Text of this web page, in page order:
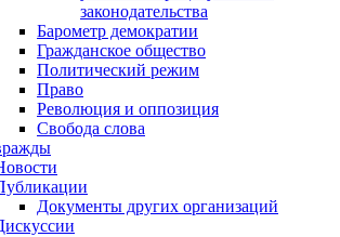
законодательства
Барометр демократии
Гражданское общество
Политический режим
Право
Революция и оппозиция
Свобода слова
Документы других организаций